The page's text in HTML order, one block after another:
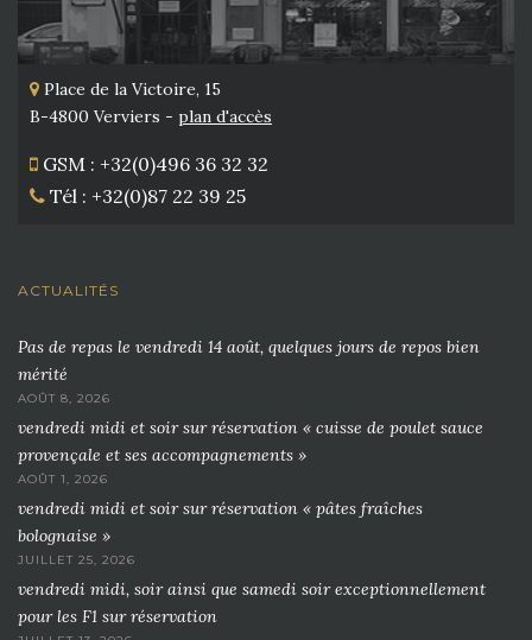
Place de la Victoire, 15
B-4800 Verviers - plan d'accès
GSM : +32(0)496 36 32 32
Tél : +32(0)87 22 39 25
ACTUALITÉS
Pas de repas le vendredi 14 août, quelques jours de repos bien
mérité
AOÛT 8, 2026
vendredi midi et soir sur réservation « cuisse de poulet sauce
provençale et ses accompagnements »
AOÛT 1, 2026
vendredi midi et soir sur réservation « pâtes fraîches
bolognaise »
JUILLET 25, 2026
vendredi midi, soir ainsi que samedi soir exceptionnellement
pour les F1 sur réservation